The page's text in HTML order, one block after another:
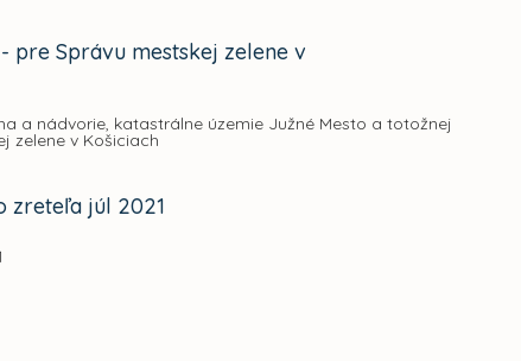
pre Správu mestskej zelene v
a nádvorie, katastrálne územie Južné Mesto a totožnej
zelene v Košiciach
zreteľa júl 2021